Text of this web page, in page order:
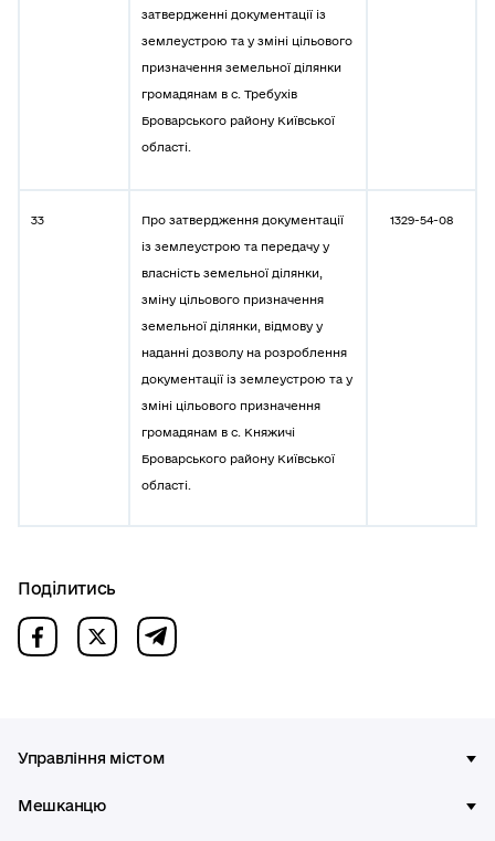
затвердженні документації із
землеустрою та у зміні цільового
призначення земельної ділянки
громадянам в с. Требухів
Броварського району Київської
області.
33
Про затвердження документації
із землеустрою та передачу у
власність земельної ділянки,
зміну цільового призначення
земельної ділянки, відмову у
наданні дозволу на розроблення
документації із землеустрою та у
зміні цільового призначення
громадянам в с. Княжичі
Броварського району Київської
області.
1329-54-08
Поділитись
Управління містом
Мешканцю